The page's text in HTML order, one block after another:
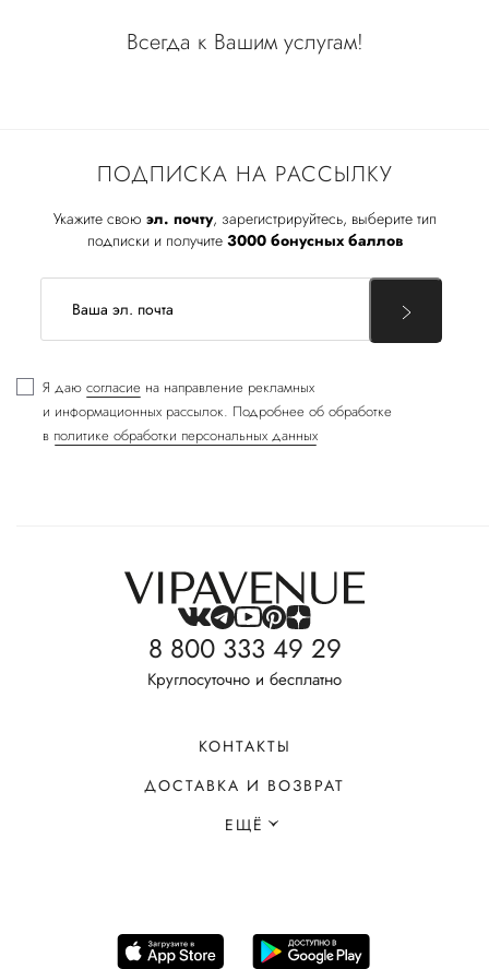
ПОДПИСКА НА РАССЫЛКУ
Укажите свою эл. почту, зарегистрируйтесь, выберите тип
подписки и получите 3000 бонусных баллов
Я даю согласие на направление рекламных
и информационных рассылок. Подробнее об обработке
в политике обработки персональных данных
Всегда к Вашим услугам!
8 800 333 49 29
Круглосуточно и бесплатно
КОНТАКТЫ
ДОСТАВКА И ВОЗВРАТ
ЕЩЁ